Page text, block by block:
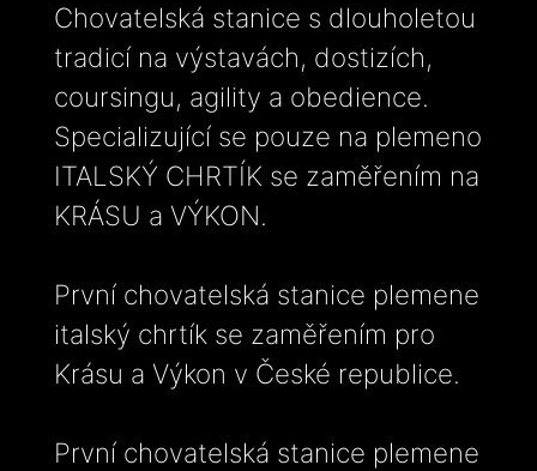
Chovatelská stanice s dlouholetou
tradicí na výstavách, dostizích,
coursingu, agility a obedience.
Specializující se pouze na plemeno
ITALSKÝ CHRTÍK se zaměřením na
KRÁSU a VÝKON.
První chovatelská stanice plemene
italský chrtík se zaměřením pro
Krásu a Výkon v České republice.
První chovatelská stanice plemene